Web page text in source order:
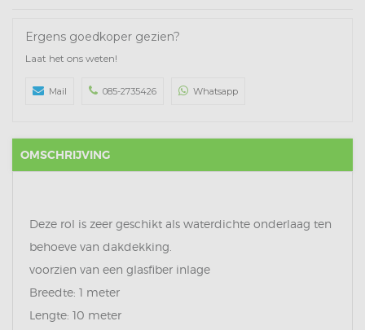
Ergens goedkoper gezien?
Laat het ons weten!
Mail 085-2735426 Whatsapp
OMSCHRIJVING
Deze rol is zeer geschikt als waterdichte onderlaag ten
behoeve van dakdekking.
voorzien van een glasfiber inlage
Breedte: 1 meter
Lengte: 10 meter